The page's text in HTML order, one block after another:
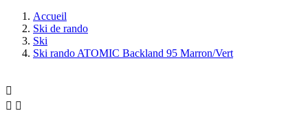
Accueil
Ski de rando
Ski
Ski rando ATOMIC Backland 95 Marron/Vert

 